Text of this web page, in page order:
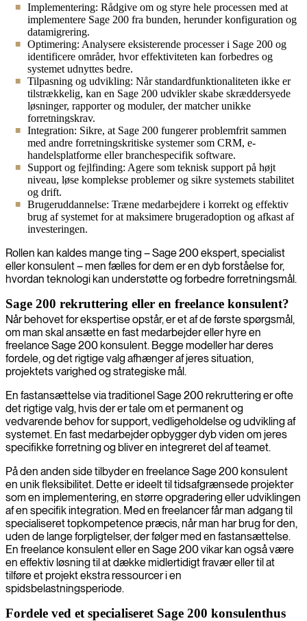
Implementering: Rådgive om og styre hele processen med at
implementere Sage 200 fra bunden, herunder konfiguration og
datamigrering.
Optimering: Analysere eksisterende processer i Sage 200 og
identificere områder, hvor effektiviteten kan forbedres og
systemet udnyttes bedre.
Tilpasning og udvikling: Når standardfunktionaliteten ikke er
tilstrækkelig, kan en Sage 200 udvikler skabe skræddersyede
løsninger, rapporter og moduler, der matcher unikke
forretningskrav.
Integration: Sikre, at Sage 200 fungerer problemfrit sammen
med andre forretningskritiske systemer som CRM, e-
handelsplatforme eller branchespecifik software.
Support og fejlfinding: Agere som teknisk support på højt
niveau, løse komplekse problemer og sikre systemets stabilitet
og drift.
Brugeruddannelse: Træne medarbejdere i korrekt og effektiv
brug af systemet for at maksimere brugeradoption og afkast af
investeringen.
Rollen kan kaldes mange ting – Sage 200 ekspert, specialist
eller konsulent – men fælles for dem er en dyb forståelse for,
hvordan teknologi kan understøtte og forbedre forretningsmål.
Sage 200 rekruttering eller en freelance konsulent?
Når behovet for ekspertise opstår, er et af de første spørgsmål,
om man skal ansætte en fast medarbejder eller hyre en
freelance Sage 200 konsulent. Begge modeller har deres
fordele, og det rigtige valg afhænger af jeres situation,
projektets varighed og strategiske mål.
En fastansættelse via traditionel Sage 200 rekruttering er ofte
det rigtige valg, hvis der er tale om et permanent og
vedvarende behov for support, vedligeholdelse og udvikling af
systemet. En fast medarbejder opbygger dyb viden om jeres
specifikke forretning og bliver en integreret del af teamet.
På den anden side tilbyder en freelance Sage 200 konsulent
en unik fleksibilitet. Dette er ideelt til tidsafgrænsede projekter
som en implementering, en større opgradering eller udviklingen
af en specifik integration. Med en freelancer får man adgang til
specialiseret topkompetence præcis, når man har brug for den,
uden de lange forpligtelser, der følger med en fastansættelse.
En freelance konsulent eller en Sage 200 vikar kan også være
en effektiv løsning til at dække midlertidigt fravær eller til at
tilføre et projekt ekstra ressourcer i en
spidsbelastningsperiode.
Fordele ved et specialiseret Sage 200 konsulenthus